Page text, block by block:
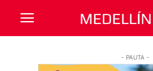
- PAUTA -